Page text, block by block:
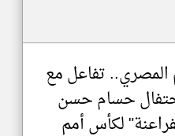
المصري.. تفاعل مع
حسام حسن
لكأس أمم